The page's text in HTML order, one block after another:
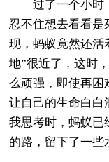
过了一个小时，
忍不住想去看看是
现，蚂蚁竟然还活
地”很近了，这时
么顽强，即使再困
让自己的生命白白
我思考时，蚂蚁已
的路，留下了一些